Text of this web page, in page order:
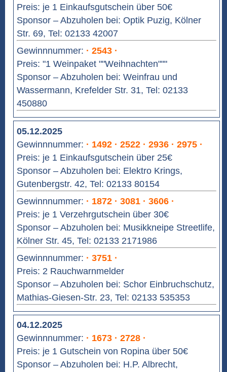
Preis: je 1 Einkaufsgutschein über 50€
Sponsor – Abzuholen bei: Optik Puzig, Kölner
Str. 69, Tel: 02133 42007
Gewinnnummer: · 2543 ·
Preis: "1 Weinpaket ""Weihnachten"""
Sponsor – Abzuholen bei: Weinfrau und
Wassermann, Krefelder Str. 31, Tel: 02133
450880
05.12.2025
Gewinnnummer: · 1492 · 2522 · 2936 · 2975 ·
Preis: je 1 Einkaufsgutschein über 25€
Sponsor – Abzuholen bei: Elektro Krings,
Gutenbergstr. 42, Tel: 02133 80154
Gewinnnummer: · 1872 · 3081 · 3606 ·
Preis: je 1 Verzehrgutschein über 30€
Sponsor – Abzuholen bei: Musikkneipe Streetlife,
Kölner Str. 45, Tel: 02133 2171986
Gewinnnummer: · 3751 ·
Preis: 2 Rauchwarnmelder
Sponsor – Abzuholen bei: Schor Einbruchschutz,
Mathias-Giesen-Str. 23, Tel: 02133 535353
04.12.2025
Gewinnnummer: · 1673 · 2728 ·
Preis: je 1 Gutschein von Ropina über 50€
Sponsor – Abzuholen bei: H.P. Albrecht,